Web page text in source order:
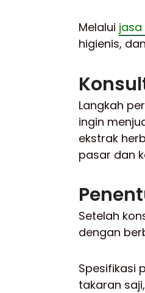
Melalui
higienis,
Langkah
ingin
ekstrak
pasar dan
Setelah
dengan
Spesifikasi
takaran